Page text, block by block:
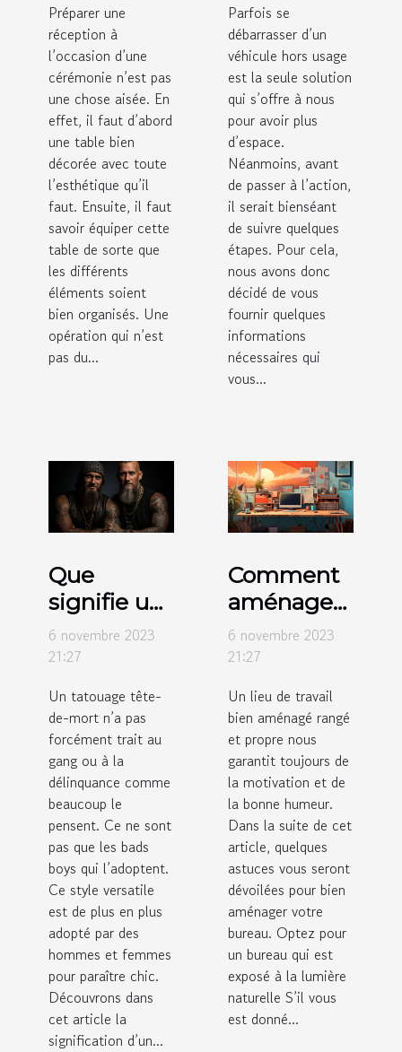
réception ?
Préparer une
réception à
l’occasion d’une
cérémonie n’est pas
une chose aisée. En
effet, il faut d’abord
une table bien
décorée avec toute
l’esthétique qu’il
faut. Ensuite, il faut
savoir équiper cette
table de sorte que
les différents
éléments soient
bien organisés. Une
opération qui n’est
pas du...
y procédé ?
Parfois se
débarrasser d’un
véhicule hors usage
est la seule solution
qui s’offre à nous
pour avoir plus
d’espace.
Néanmoins, avant
de passer à l’action,
il serait bienséant
de suivre quelques
étapes. Pour cela,
nous avons donc
décidé de vous
fournir quelques
informations
nécessaires qui
vous...
Que
signifie un
tatouage
tête-de-
6 novembre 2023
21:27
Un tatouage tête-
de-mort n’a pas
forcément trait au
gang ou à la
délinquance comme
beaucoup le
pensent. Ce ne sont
pas que les bads
boys qui l’adoptent.
Ce style versatile
est de plus en plus
adopté par des
hommes et femmes
pour paraître chic.
Découvrons dans
cet article la
signification d’un...
Comment
aménager
votre
espace de
6 novembre 2023
21:27
Un lieu de travail
bien aménagé rangé
et propre nous
garantit toujours de
la motivation et de
la bonne humeur.
Dans la suite de cet
article, quelques
astuces vous seront
dévoilées pour bien
aménager votre
bureau. Optez pour
un bureau qui est
exposé à la lumière
naturelle S’il vous
est donné...